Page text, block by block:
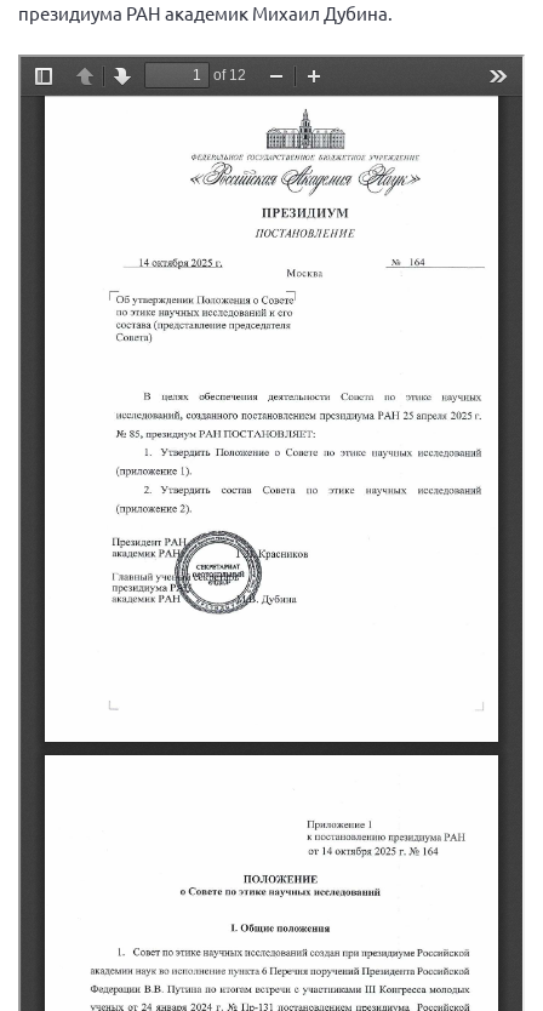
Письма и официальные ответы
Нормативно-правовые документы
Методическая литература для НКО
Исследования, аналитика, мнения
Всероссийская онлайн конференция
"Рассеянный склероз. XX лет работы
ОООИБРС" (25-29.08.2020)
Всероссийская конференция-тренинг
"Рассеянный склероз: новые реалии" (26-
29.05.2022)
Общероссийская РС
Алтайский край
Волгоградская область
Калининградская область
Кировская область
Краснодарский край
президиума РАН академик Михаил Дубина.